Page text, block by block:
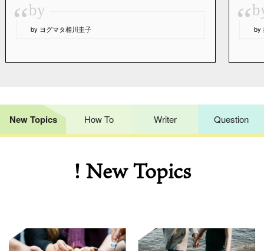
“by
by ヨグマタ相川圭子 “ by
New Topics How To Writer Question
! New Topics